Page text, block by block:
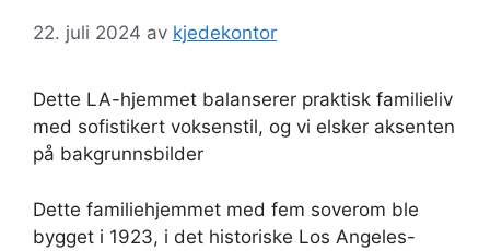
22. juli 2024 av kjedekontor
Dette LA-hjemmet balanserer praktisk familieliv
med sofistikert voksenstil, og vi elsker aksenten
på bakgrunnsbilder
Dette familiehjemmet med fem soverom ble
bygget i 1923, i det historiske Los Angeles-